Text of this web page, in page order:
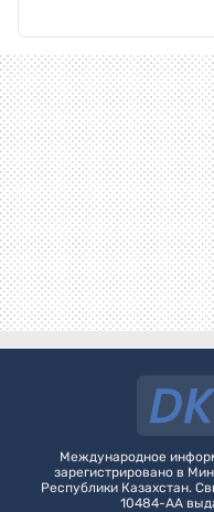
Международное
зарегистрировано в
Республики Казахстан.
10484-АА